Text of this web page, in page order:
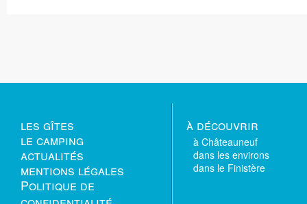
les gîtes
le camping
actualités
mentions légales
Politique de
confidentialité
à découvrir
à Châteauneuf
dans les environs
dans le Finistère